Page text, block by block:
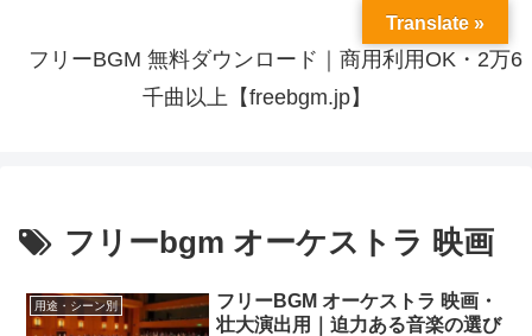
フリーBGM 無料ダウンロード｜商用利用OK・2万6
千曲以上【freebgm.jp】
フリーbgm オーケストラ 映画
用途・シーン別
フリーBGM オーケストラ 映画・
壮大演出用｜迫力ある音楽の選び
Translate »